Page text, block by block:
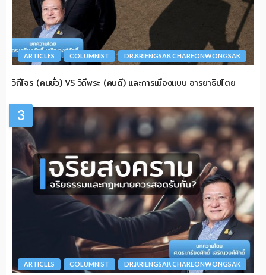
ARTICLES COLUMNIST DR.KRIENGSAK CHAREONWONGSAK
วิถีโจร (คนชั่ว) VS วิถีพระ (คนดี) และการเมืองแบบ อารยาธิปไตย
3
ARTICLES COLUMNIST DR.KRIENGSAK CHAREONWONGSAK